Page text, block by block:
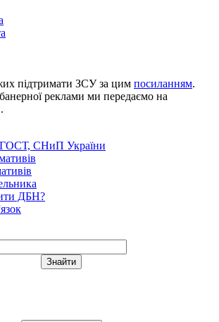
підтримати ЗСУ за цим посиланням.
реклами ми передаємо на
СНиП України
ДБН?